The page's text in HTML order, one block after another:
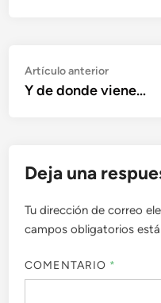
Navegación
de
Artículo anteriorArtículo
anterior:
Y de donde viene…
Deja una
Tu dirección de correo
campos obligatorios
COMENTARIO *